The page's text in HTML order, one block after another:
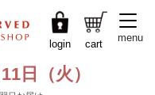
login cart
menu